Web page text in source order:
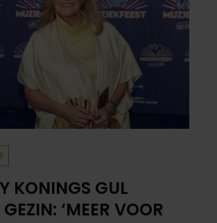
KONINGS GUL
‘MEER VOOR